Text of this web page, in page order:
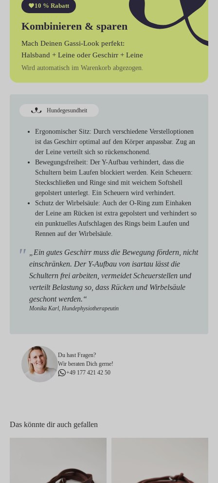
10 % Rabatt
Kombinieren & sparen
Mach Deinen Gassi-Look perfekt:
Halsband + Leine oder Geschirr + Leine
Wird automatisch im Warenkorb abgezogen.
Hundegesundheit
Ergonomischer Sitz: Durch verschiedene Verstelloptionen
ist das Geschirr optimal auf den Körper anpassbar. Zug an
der Leine verteilt sich so rückenschonend.
Bewegungsfreiheit: Der Y-Aufbau verhindert, dass die
Schultern beim Laufen blockiert werden. Kein Scheuern:
Steckschließen und Ringe sind mit weichem Softshell
gepolstert unterlegt. Ein Scheuern wird verhindert.
Schutz der Wirbelsäule: Auch der O-Ring zum Einhaken
der Leine am Rücken ist extra gepolstert und verhindert so
ein punktuelles Aufschlagen des Rings beim Laufen und
Rennen auf der Wirbelsäule.
„Ein gutes Geschirr muss die Bewegung fördern, nicht
einschränken. Der Y-Aufbau von isartau lässt die
Schultern frei arbeiten, vermeidet Scheuerstellen und
verteilt Belastung so, dass Rücken und Wirbelsäule
geschont werden.“
Monika Karl, Hundephysiotherapeutin
Du hast Fragen?
Wir beraten Dich gerne!
+49 177 421 42 50
Das könnte dir auch gefallen